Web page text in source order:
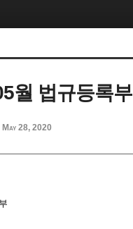
월 법규등록부
May 28, 2020